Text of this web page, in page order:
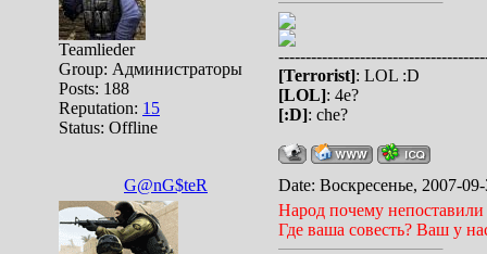
Teamlieder
Group: Администраторы
Posts: 188
Reputation: 15
Status: Offline
[Terrorist]: LOL :D
[LOL]: 4e?
[:D]: che?
G@nG$teR Date: Воскресенье, 2007-
Народ почему непоставили
Где ваша совесть? Ваш у